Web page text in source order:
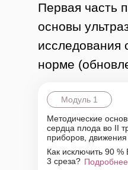
Методические
сердца плода во II
приборов, движения
Первая часть
основы
исследования
норме
Модуль 1
Как исключить 90
3 среза? Подробнее